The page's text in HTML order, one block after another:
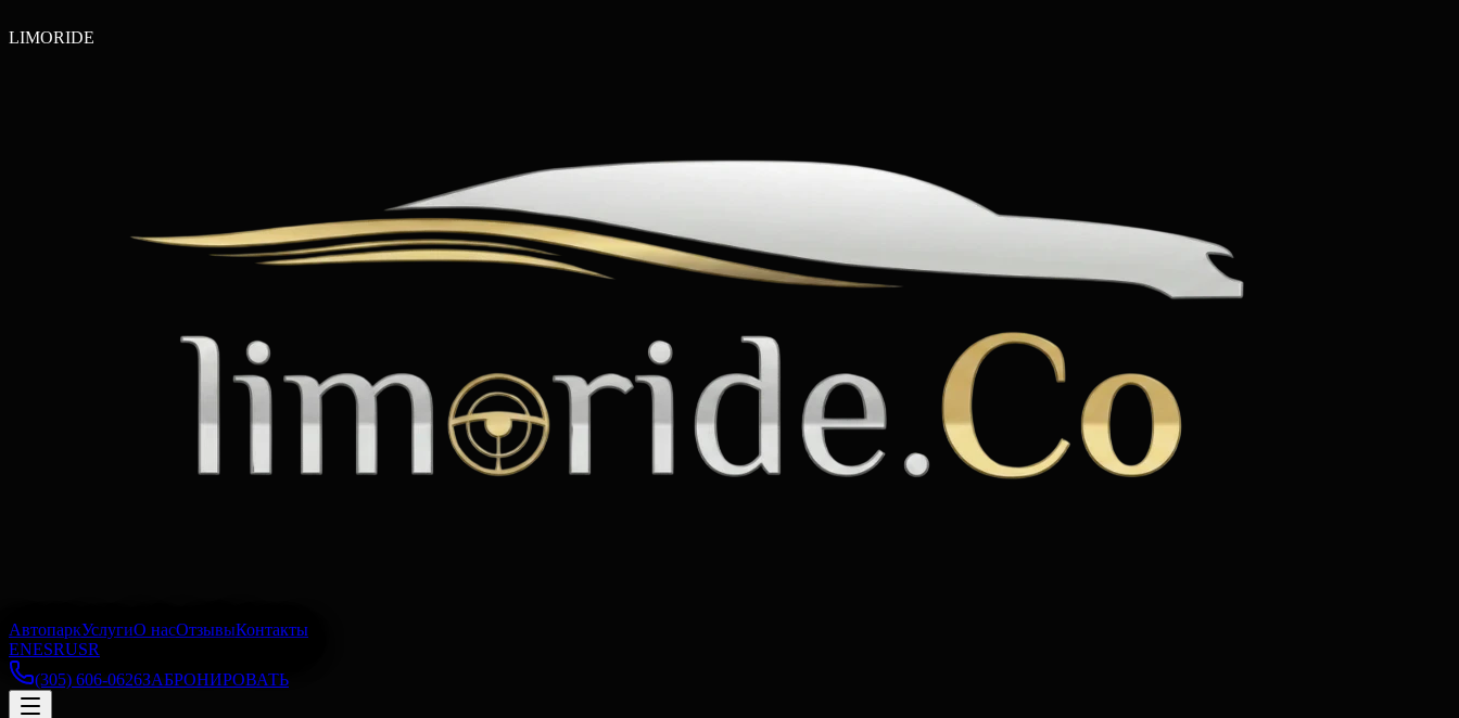
LIMORIDE
АвтопаркУслугиО насОтзывыКонтакты
ENESRUSR
(305) 606-0626ЗАБРОНИРОВАТЬ